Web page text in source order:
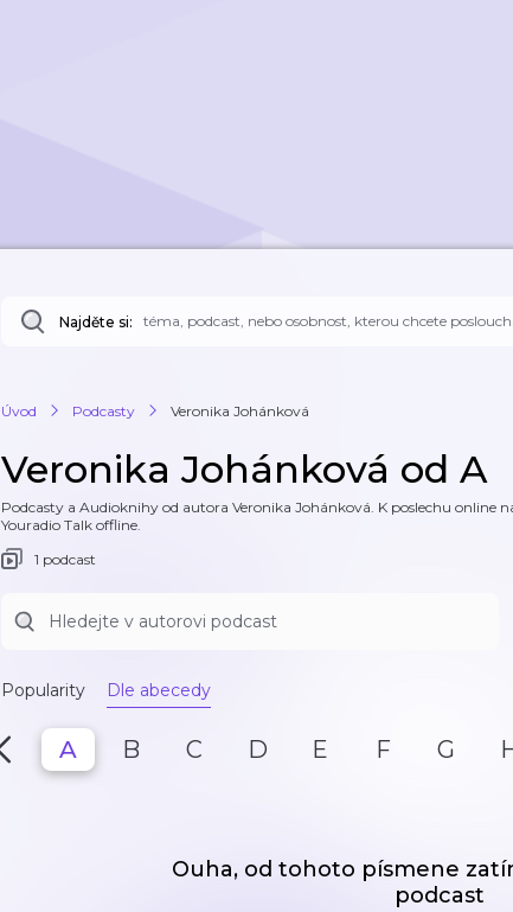
Najděte si:
Úvod Podcasty Veronika Johánková
Veronika Johánková od A
Podcasty a Audioknihy od autora Veronika Johánková. K poslechu online
Youradio Talk offline.
1 podcast
Popularity Dle abecedy
A B C D E F G
Ouha, od tohoto písmene
podcast